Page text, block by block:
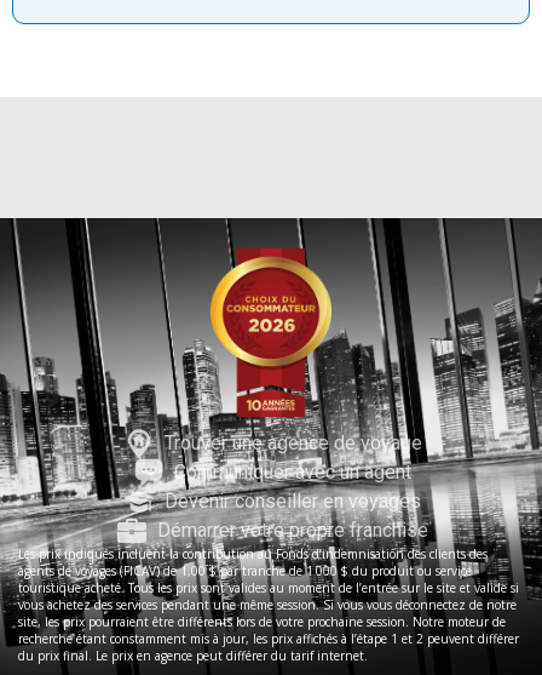
Trouver une agence de voyage
Communiquer avec un agent
Devenir conseiller en voyages
Démarrer votre propre franchise
Les prix indiqués incluent la contribution au Fonds d’indemnisation des clients des
agents de voyages (FICAV) de 1,00 $ par tranche de 1 000 $ du produit ou service
touristique acheté. Tous les prix sont valides au moment de l’entrée sur le site et valide si
vous achetez des services pendant une même session. Si vous vous déconnectez de notre
site, les prix pourraient être différents lors de votre prochaine session. Notre moteur de
recherche étant constamment mis à jour, les prix affichés à l’étape 1 et 2 peuvent différer
du prix final. Le prix en agence peut différer du tarif internet.